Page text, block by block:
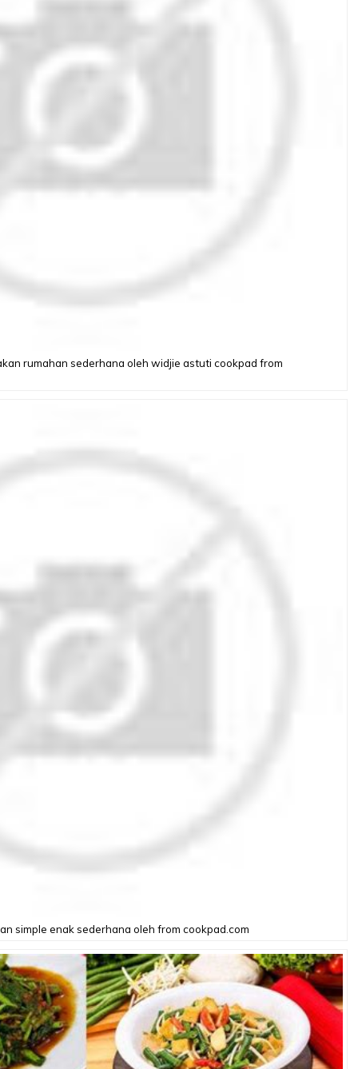
rumahan sederhana oleh widjie astuti cookpad from
simple enak sederhana oleh from cookpad.com